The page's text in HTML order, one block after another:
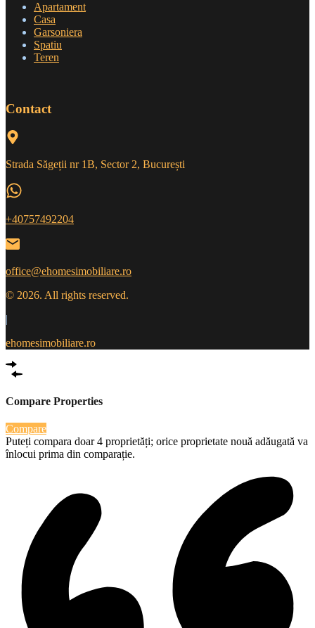
Apartament
Casa
Garsoniera
Spatiu
Teren
Contact
Strada Săgeții nr 1B, Sector 2, București
+40757492204
office@ehomesimobiliare.ro
© 2026. All rights reserved.
|
ehomesimobiliare.ro
Compare Properties
Compare
Puteți compara doar 4 proprietăți; orice proprietate nouă adăugată va
înlocui prima din comparație.